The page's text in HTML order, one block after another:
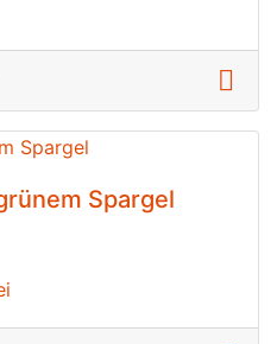
Spargel